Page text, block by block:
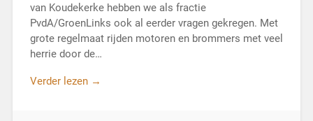
van Koudekerke hebben we als fractie
PvdA/GroenLinks ook al eerder vragen gekregen. Met
grote regelmaat rijden motoren en brommers met veel
herrie door de…
Verder lezen →